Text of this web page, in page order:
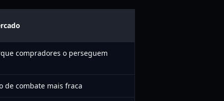
compradores o perseguem
de combate mais fraca